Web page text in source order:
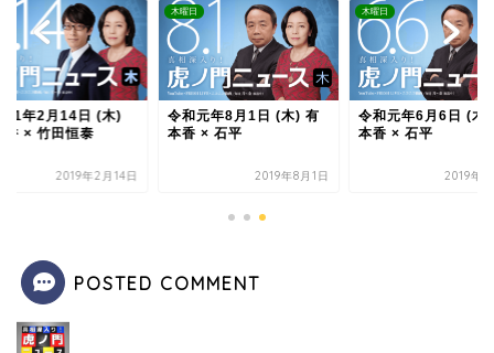
31年2月14日 (木)
香 × 竹田恒泰
2019年2月14日
木曜日
令和元年8月1日 (木) 有
本香 × 石平
2019年8月1日
木曜日
令和元年6月6日 (木)
本香 × 石平
2019年6
POSTED COMMENT